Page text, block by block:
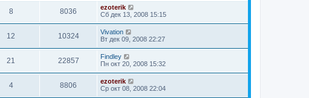
8 8036
ezoterik
Сб дек 13, 2008 15:15
12 10324
Vivation
Вт дек 09, 2008 22:27
21 22857
Findley
Пн окт 20, 2008 15:32
4 8806
ezoterik
Ср окт 08, 2008 22:04